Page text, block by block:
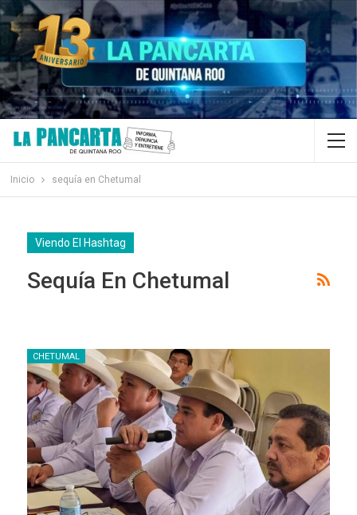
Inicio sequía en Chetumal
Viendo El Hashtag
Sequía En Chetumal
CHETUMAL